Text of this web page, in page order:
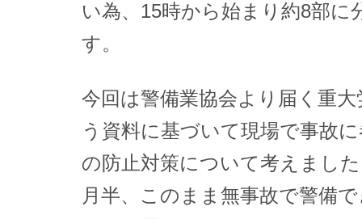
い為、15時から始まり約8部に
す。
今回は警備業協会より届く重
う資料に基づいて現場で事故
の防止対策について考えまし
月半、このまま無事故で警備